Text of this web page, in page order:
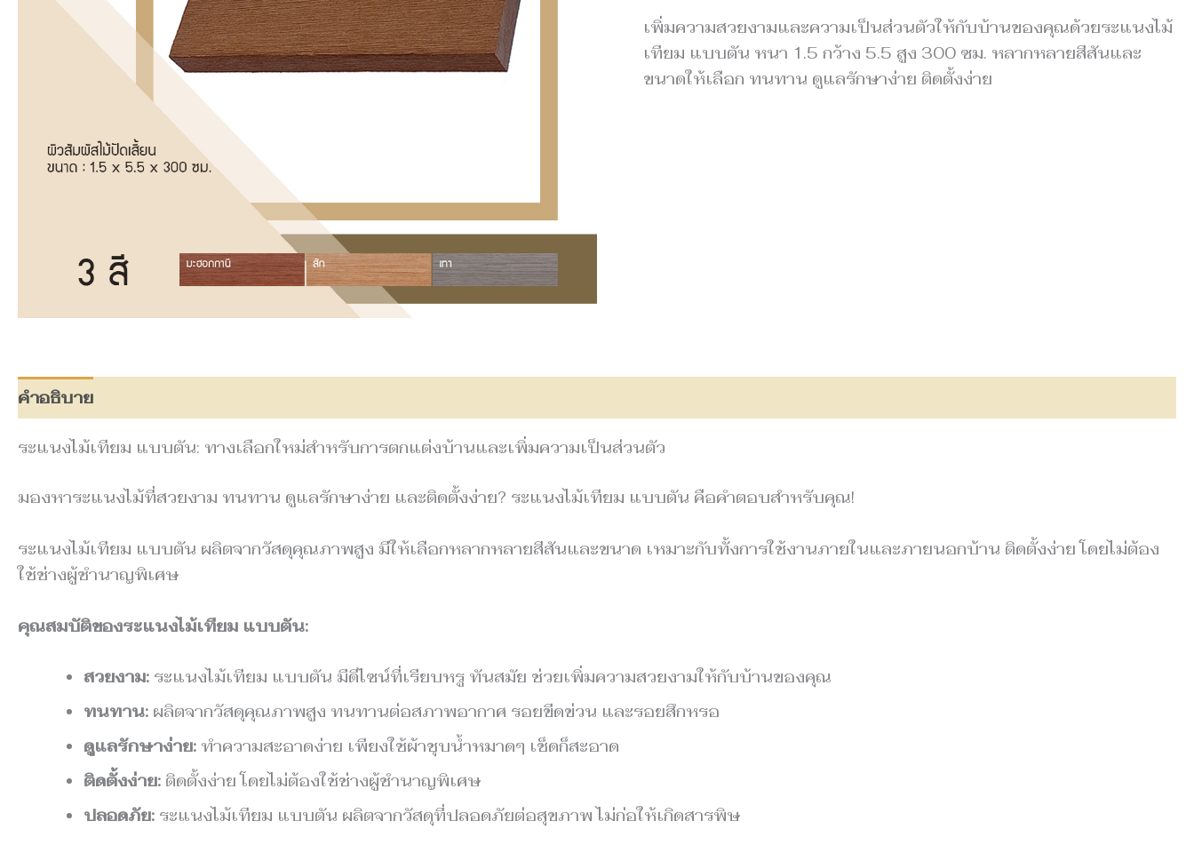
เพิ่มความสวยงามและความเป็นส่วนตัวให้กับบ้านของคุณด้วยระแนงไม้
เทียม แบบตัน หนา 1.5 กว้าง 5.5 สูง 300 ซม. หลากหลายสีสันและ
ขนาดให้เลือก ทนทาน ดูแลรักษาง่าย ติดตั้งง่าย
คำอธิบาย
ระแนงไม้เทียม แบบตัน: ทางเลือกใหม่สำหรับการตกแต่งบ้านและเพิ่มความเป็นส่วนตัว
มองหาระแนงไม้ที่สวยงาม ทนทาน ดูแลรักษาง่าย และติดตั้งง่าย? ระแนงไม้เทียม แบบตัน คือคำตอบสำหรับคุณ!
ระแนงไม้เทียม แบบตัน ผลิตจากวัสดุคุณภาพสูง มีให้เลือกหลากหลายสีสันและขนาด เหมาะกับทั้งการใช้งานภายในและภายนอกบ้าน ติดตั้งง่าย โดยไม่ต้อง
ใช้ช่างผู้ชำนาญพิเศษ
คุณสมบัติของระแนงไม้เทียม แบบตัน:
สวยงาม: ระแนงไม้เทียม แบบตัน มีดีไซน์ที่เรียบหรู ทันสมัย ช่วยเพิ่มความสวยงามให้กับบ้านของคุณ
ทนทาน: ผลิตจากวัสดุคุณภาพสูง ทนทานต่อสภาพอากาศ รอยขีดข่วน และรอยสึกหรอ
ดูแลรักษาง่าย: ทำความสะอาดง่าย เพียงใช้ผ้าชุบน้ำหมาดๆ เช็ดก็สะอาด
ติดตั้งง่าย: ติดตั้งง่าย โดยไม่ต้องใช้ช่างผู้ชำนาญพิเศษ
ปลอดภัย: ระแนงไม้เทียม แบบตัน ผลิตจากวัสดุที่ปลอดภัยต่อสุขภาพ ไม่ก่อให้เกิดสารพิษ